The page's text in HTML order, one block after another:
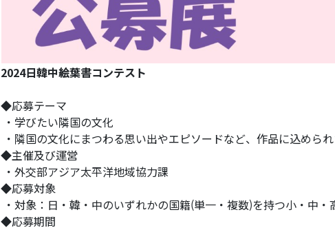
2024日韓中絵葉書コンテスト
◆応募テーマ
・学びたい隣国の文化
・隣国の文化にまつわる思い出やエピソードなど、作品に込めら
◆主催及び運営
・外交部アジア太平洋地域協力課
◆応募対象
・対象：日・韓・中のいずれかの国籍(単一・複数)を持つ小・中
◆応募期間